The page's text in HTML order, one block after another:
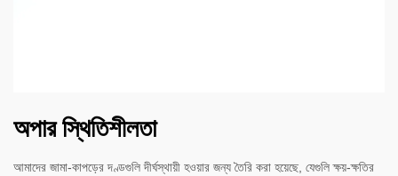
অপার স্থিতিশীলতা
আমাদের জামা-কাপড়ের দণ্ডগুলি দীর্ঘস্থায়ী হওয়ার জন্য তৈরি করা হয়েছে, যেগুলি ক্ষয়-ক্ষতির